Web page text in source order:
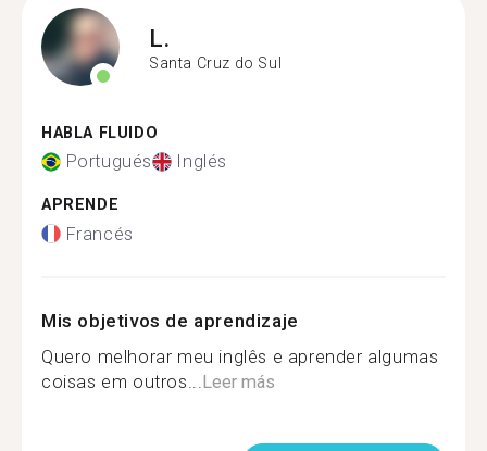
L.
Santa Cruz do Sul
HABLA FLUIDO
Portugués Inglés
APRENDE
Francés
Mis objetivos de aprendizaje
Quero melhorar meu inglês e aprender algumas
coisas em outros... Leer más